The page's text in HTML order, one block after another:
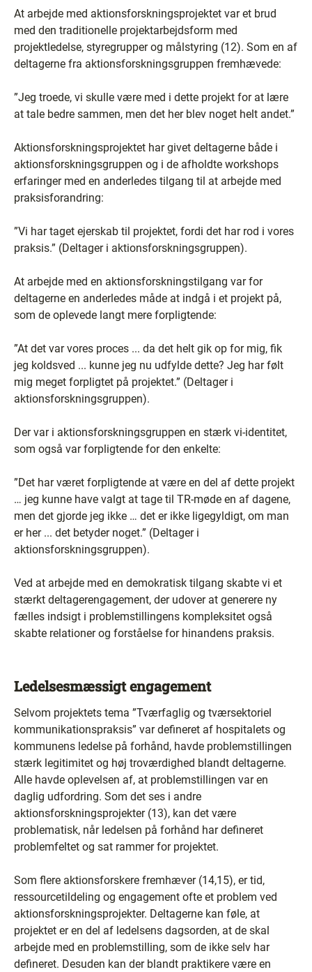
At arbejde med aktionsforskningsprojektet var et brud
med den traditionelle projektarbejdsform med
projektledelse, styregrupper og målstyring (12). Som en af
deltagerne fra aktionsforskningsgruppen fremhævede:
”Jeg troede, vi skulle være med i dette projekt for at lære
at tale bedre sammen, men det her blev noget helt andet.”
Aktionsforskningsprojektet har givet deltagerne både i
aktionsforskningsgruppen og i de afholdte workshops
erfaringer med en anderledes tilgang til at arbejde med
praksisforandring:
”Vi har taget ejerskab til projektet, fordi det har rod i vores
praksis.” (Deltager i aktionsforskningsgruppen).
At arbejde med en aktionsforskningstilgang var for
deltagerne en anderledes måde at indgå i et projekt på,
som de oplevede langt mere forpligtende:
”At det var vores proces ... da det helt gik op for mig, fik
jeg koldsved ... kunne jeg nu udfylde dette? Jeg har følt
mig meget forpligtet på projektet.” (Deltager i
aktionsforskningsgruppen).
Der var i aktionsforskningsgruppen en stærk vi-identitet,
som også var forpligtende for den enkelte:
”Det har været forpligtende at være en del af dette projekt
… jeg kunne have valgt at tage til TR-møde en af dagene,
men det gjorde jeg ikke … det er ikke ligegyldigt, om man
er her ... det betyder noget.” (Deltager i
aktionsforskningsgruppen).
Ved at arbejde med en demokratisk tilgang skabte vi et
stærkt deltagerengagement, der udover at generere ny
fælles indsigt i problemstillingens kompleksitet også
skabte relationer og forståelse for hinandens praksis.
Ledelsesmæssigt engagement
Selvom projektets tema ”Tværfaglig og tværsektoriel
kommunikationspraksis” var defineret af hospitalets og
kommunens ledelse på forhånd, havde problemstillingen
stærk legitimitet og høj troværdighed blandt deltagerne.
Alle havde oplevelsen af, at problemstillingen var en
daglig udfordring. Som det ses i andre
aktionsforskningsprojekter (13), kan det være
problematisk, når ledelsen på forhånd har defineret
problemfeltet og sat rammer for projektet.
Som flere aktionsforskere fremhæver (14,15), er tid,
ressourcetildeling og engagement ofte et problem ved
aktionsforskningsprojekter. Deltagerne kan føle, at
projektet er en del af ledelsens dagsorden, at de skal
arbejde med en problemstilling, som de ikke selv har
defineret. Desuden kan der blandt praktikere være en